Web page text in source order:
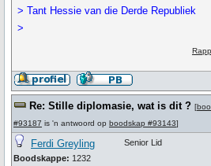
> Tant Hessie van die Derde Republiek
>
Re: Stille diplomasie, wat is dit ? [
#93187 is 'n antwoord op boodskap #93143]
Ferdi Greyling
Boodskappe: 1232
Senior Lid